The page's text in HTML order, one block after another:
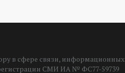
в сфере связи, информационных
СМИ ИА № ФС77-59739